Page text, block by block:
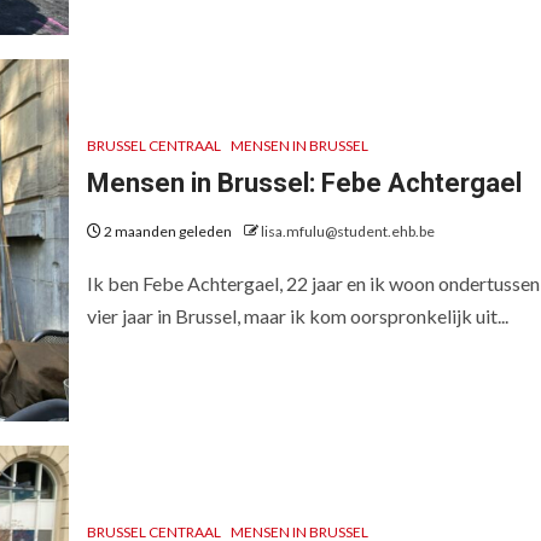
BRUSSEL CENTRAAL MENSEN IN BRUSSEL
Mensen in Brussel: Febe Achtergael
2 maanden geleden lisa.mfulu@student.ehb.be
Ik ben Febe Achtergael, 22 jaar en ik woon
vier jaar in Brussel, maar ik kom oorspronkelijk uit...
BRUSSEL CENTRAAL MENSEN IN BRUSSEL